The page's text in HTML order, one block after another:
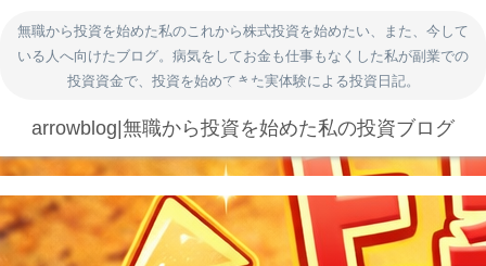
無職から投資を始めた私のこれから株式投資を始めたい、また、今して
いる人へ向けたブログ。病気をしてお金も仕事もなくした私が副業での
投資資金で、投資を始めてきた実体験による投資日記。
arrowblog|無職から投資を始めた私の投資ブログ